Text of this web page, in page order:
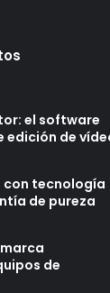
el software
edición de
con tecnología
de pureza
de